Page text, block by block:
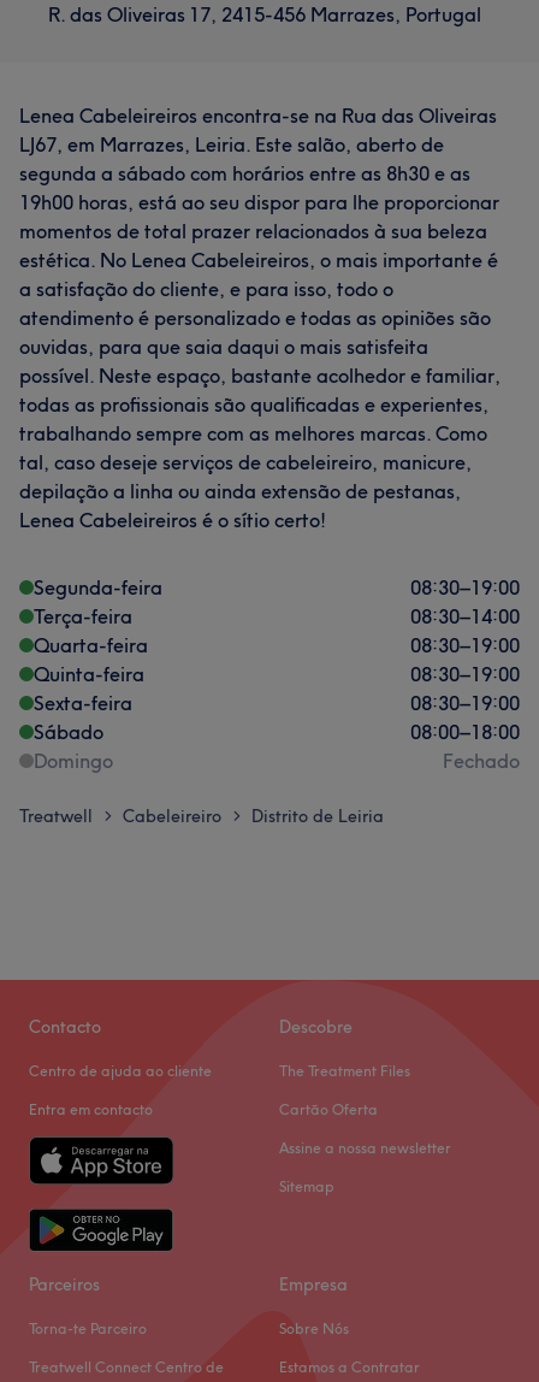
R. das Oliveiras 17, 2415-456 Marrazes, Portugal
Lenea Cabeleireiros encontra-se na Rua das Oliveiras
LJ67, em Marrazes, Leiria. Este salão, aberto de
segunda a sábado com horários entre as 8h30 e as
19h00 horas, está ao seu dispor para lhe proporcionar
momentos de total prazer relacionados à sua beleza
estética. No Lenea Cabeleireiros, o mais importante é
a satisfação do cliente, e para isso, todo o
atendimento é personalizado e todas as opiniões são
ouvidas, para que saia daqui o mais satisfeita
possível. Neste espaço, bastante acolhedor e familiar,
todas as profissionais são qualificadas e experientes,
trabalhando sempre com as melhores marcas. Como
tal, caso deseje serviços de cabeleireiro, manicure,
depilação a linha ou ainda extensão de pestanas,
Lenea Cabeleireiros é o sítio certo!
Segunda-feira 08:30–19:00
Terça-feira
08:30–14:00
Quarta-feira
08:30–19:00
Quinta-feira
08:30–19:00
Sexta-feira
08:30–19:00
Sábado
08:00–18:00
Domingo
Fechado
Treatwell > Cabeleireiro > Distrito de Leiria
Contacto
Centro de ajuda ao cliente
Entra em contacto
Descobre
The Treatment Files
Cartão Oferta
Assine a nossa newsletter
Sitemap
Parceiros
Torna-te Parceiro
Treatwell Connect Centro de
Empresa
Sobre Nós
Estamos a Contratar